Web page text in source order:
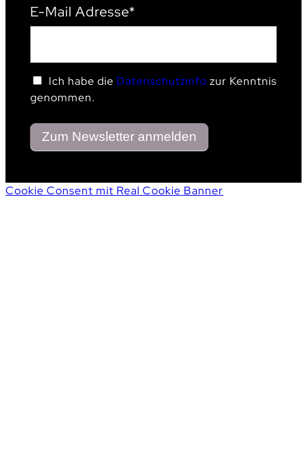
E-Mail Adresse*
Ich habe die Datenschutzinfo zur Kenntnis
genommen.
Cookie Consent mit Real Cookie Banner